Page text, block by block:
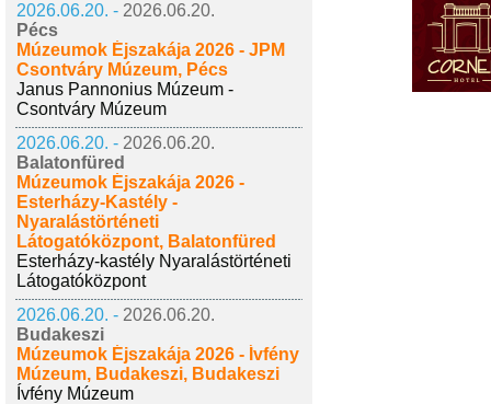
2026.06.20. - 2026.06.20.
Pécs
Múzeumok Éjszakája 2026 - JPM
Csontváry Múzeum, Pécs
Janus Pannonius Múzeum -
Csontváry Múzeum
2026.06.20. - 2026.06.20.
Balatonfüred
Múzeumok Éjszakája 2026 -
Esterházy-Kastély -
Nyaralástörténeti
Látogatóközpont, Balatonfüred
Esterházy-kastély Nyaralástörténeti
Látogatóközpont
2026.06.20. - 2026.06.20.
Budakeszi
Múzeumok Éjszakája 2026 - Ívfény
Múzeum, Budakeszi, Budakeszi
Ívfény Múzeum